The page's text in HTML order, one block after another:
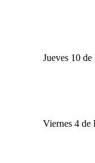
Jueves 10
Viernes 4 de